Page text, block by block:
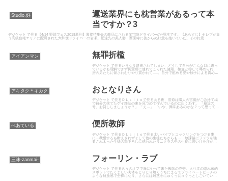
Studio.好
運送業界にも枕営業があるって本
当ですか？3
デジケット で見る【4/14 野郎フェス2018新刊】裏接待集会の商品にされる某宅急ドライバーの○辱本です。【あらすじ】セレブが集
う高級住宅エリアに配属された大和便ドライバーの岩瀬。配達先の美人妻・西園寺に善からぬ好意を抱いていた。その好意...
アイアンマン 無罪折檻
デジケット で見るいきなり逮捕されてしまい、どうして自分がこんな目に遭っ
ているかも理解できず拘置所に連れてこられた健蔵。検査と称して辱められ、
房の男たちに脅されむりやり貫かれて──。自分で慰める姿や触手による責めも
アキタク＊キカク おとなりさん
デジケット で見るＤＬｓｉｔｅで見るある夜、菅原は隣人の吉備がごみ捨て場
で自分の捨てたゲイ雑誌の束を見つめて佇んでいるのに出くわす。 「最近の
号、お貸ししましょうか？」 「え…」 「いや、興味あるのかな？って思って」
べあている 便所教師
デジケット で見るＤＬｓｉｔｅで見る太いバイブとコックリングをつける事
に…我慢するも耐えきれずそして他の生徒たちからも……放課後にフェラを強
要され太った生徒の筆下ろしに使われたり…クラス中の生徒に若い汁を注がれ
三昧-zanmai- フォーリン・ラブ
デジケット で見る久々のオフで海にやって来た教師の克秀。入り江の隠れ家的
スポットでたくましい肉体をじりじり焼くうちにまるでプライベートビーチの
ような解放感で全裸になり、さらには雄茎をにゅくっにゅぐっとしごいている